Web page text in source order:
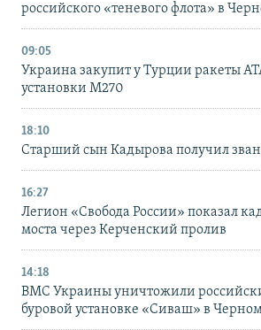
российского «теневого флота» в
09:05
Украина закупит у Турции ракеты
установки M270
18:10
Старший сын Кадырова получил
16:27
Легион «Свобода России» показал
моста через Керченский пролив
14:18
ВМС Украины уничтожили
буровой установке «Сиваш» в